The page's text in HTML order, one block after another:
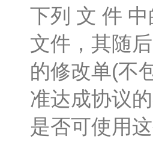
下列 文 件
文件，其随
的修改单(不
准达成协议
是否可使用